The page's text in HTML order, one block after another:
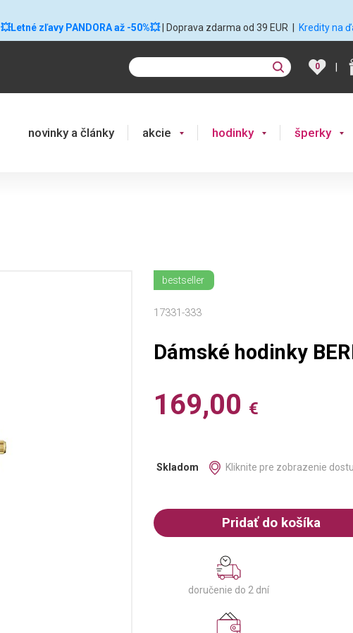
💥Letné zľavy PANDORA až -50%💥 | Doprava zdarma od 39 EUR Kredity na
0 |
novinky a články akcie hodinky šperky
bestseller
17331-333
Dámské hodinky
169,00 €
Skladom Kliknite pre zobrazenie
Pridať do košíka
doručenie do 2 dní